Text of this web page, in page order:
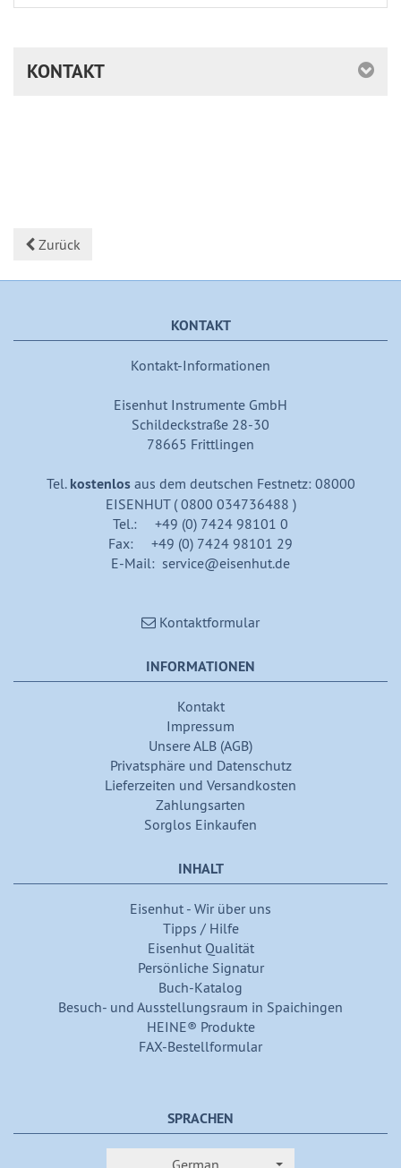
KONTAKT
Zurück
KONTAKT
Kontakt-Informationen
Eisenhut Instrumente GmbH
Schildeckstraße 28-30
78665 Frittlingen
Tel. kostenlosaus dem deutschen Festnetz: 08000
EISENHUT ( 0800 034736488 )
Tel.: +49 (0) 7424 98101 0
Fax: +49 (0) 7424 98101 29
E-Mail: service@eisenhut.de
Kontaktformular
INFORMATIONEN
Kontakt
Impressum
Unsere ALB (AGB)
Privatsphäre und Datenschutz
Lieferzeiten und Versandkosten
Zahlungsarten
Sorglos Einkaufen
INHALT
Eisenhut - Wir über uns
Tipps / Hilfe
Eisenhut Qualität
Persönliche Signatur
Buch-Katalog
Besuch- und Ausstellungsraum in Spaichingen
HEINE® Produkte
FAX-Bestellformular
SPRACHEN
German